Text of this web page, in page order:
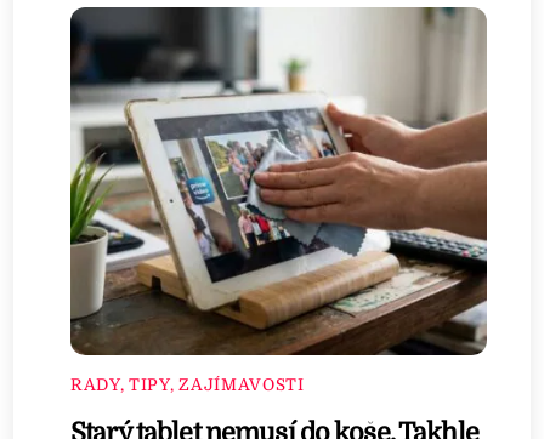
RADY, TIPY, ZAJÍMAVOSTI
Starý tablet nemusí do koše. Takhle